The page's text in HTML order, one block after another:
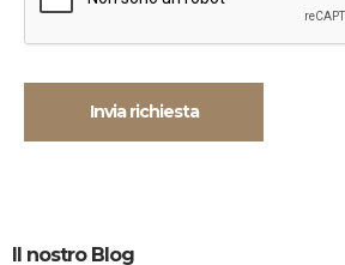
Il nostro Blog